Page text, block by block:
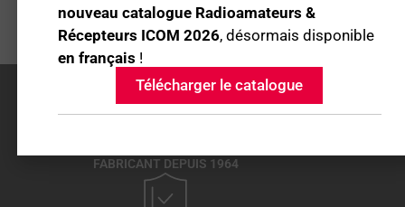
FABRICANT DEPUIS 1964
nouveau catalogue Radioamateurs &
Récepteurs ICOM 2026, désormais disponible
en français !
Télécharger le catalogue